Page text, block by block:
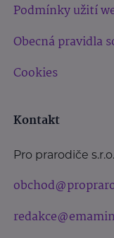
Podmínky užití
Obecná pravidla
Cookies
Kontakt
Pro prarodiče s.r.o.